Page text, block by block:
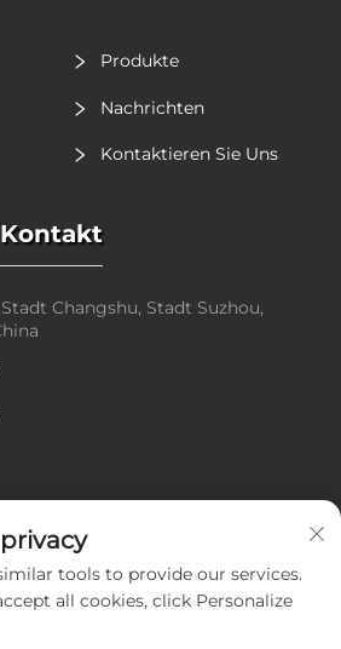
Produkte
Nachrichten
Kontaktieren Sie Uns
Changshu, Stadt Suzhou,
tools to provide our services.
all cookies, click Personalize